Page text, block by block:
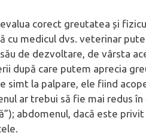
corect greutatea și
cu medicul dvs. veterinar
de dezvoltare, de vârsta
după care putem aprecia
simt la palpare, ele fiind
ar trebui să fie mai redus
abdomenul, dacă este